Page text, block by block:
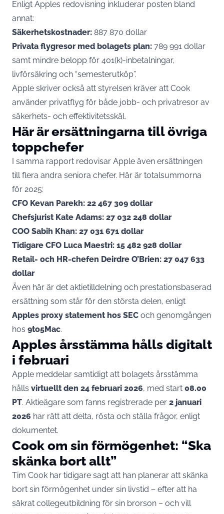
Enligt Apples redovisning inkluderar posten bland
annat:
Säkerhetskostnader: 887 870 dollar
Privata flygresor med bolagets plan: 789 991 dollar
samt mindre belopp för 401(k)-inbetalningar,
livförsäkring och “semesterutköp”.
Apple skriver också att styrelsen kräver att Cook
använder privatflyg för både jobb- och privatresor av
säkerhets- och effektivitetsskäl.
Här är ersättningarna till övriga
toppchefer
I samma rapport redovisar Apple även ersättningen
till flera andra seniora chefer. Här är totalsummorna
för 2025:
CFO Kevan Parekh: 22 467 309 dollar
Chefsjurist Kate Adams: 27 032 248 dollar
COO Sabih Khan: 27 031 671 dollar
Tidigare CFO Luca Maestri: 15 482 928 dollar
Retail- och HR-chefen Deirdre O’Brien: 27 047 633
dollar
Även här är det aktietilldelning och prestationsbaserad
ersättning som står för den största delen, enligt
Apples proxy statement hos SEC och genomgången
hos 9to5Mac.
Apples årsstämma hålls digitalt
i februari
Apple meddelar samtidigt att bolagets årsstämma
hålls virtuellt den 24 februari 2026, med start 08.00
PT. Aktieägare som fanns registrerade per 2 januari
2026 har rätt att delta, rösta och ställa frågor, enligt
dokumentet.
Cook om sin förmögenhet: “Ska
skänka bort allt”
Tim Cook har tidigare sagt att han planerar att skänka
bort sin förmögenhet under sin livstid – efter att ha
säkrat collegeutbildning för sin brorson – och vill